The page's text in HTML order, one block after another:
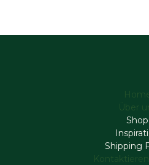
Über
Shop
Shipping